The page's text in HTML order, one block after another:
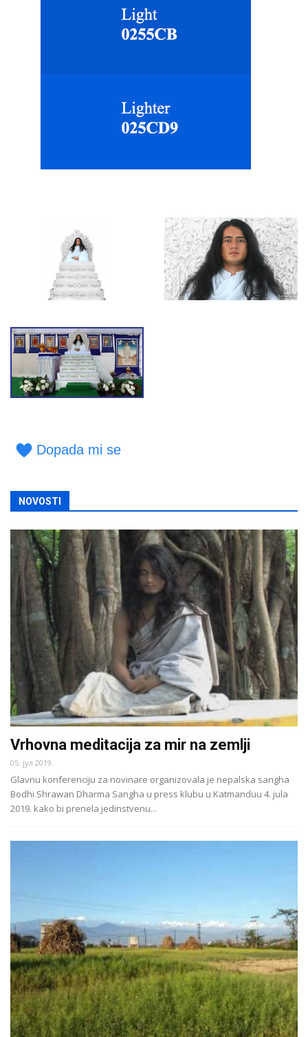
Dopada mi se
NOVOSTI
Vrhovna meditacija za mir na zemlji
05. јул 2019.
Glavnu konferenciju za novinare organizovala je nepalska sangha
Bodhi Shrawan Dharma Sangha u press klubu u Katmanduu 4. jula
2019. kako bi prenela jedinstvenu...